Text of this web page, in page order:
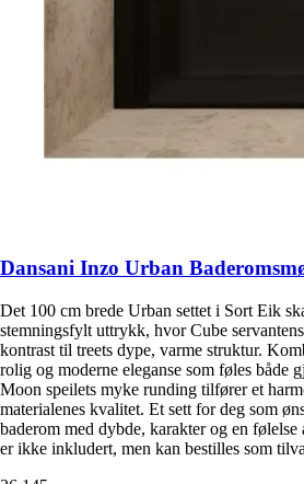
Dansani Inzo Urban
Det 100 cm brede Urban settet i Sort Eik
stemningsfylt uttrykk, hvor Cube
kontrast til treets dype, varme struktur.
rolig og moderne eleganse som føles både
Moon speilets myke runding tilfører et
materialenes kvalitet. Et sett for deg som
baderom med dybde, karakter og en
er ikke inkludert, men kan bestilles som